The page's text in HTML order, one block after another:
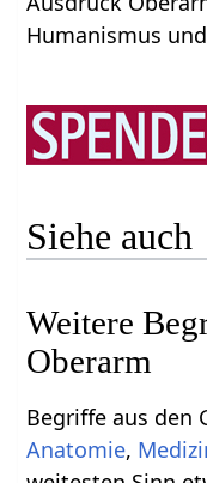
Humanismus
Siehe auch
Weitere
Begriffe aus den
Anatomie,